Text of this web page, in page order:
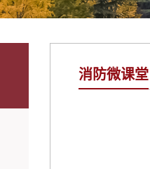
消防微课堂